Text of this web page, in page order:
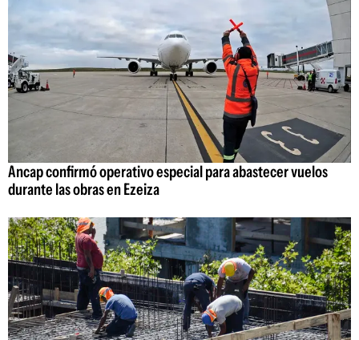
Ancap confirmó operativo especial para abastecer vuelos
durante las obras en Ezeiza